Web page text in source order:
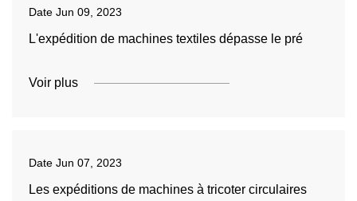
Date Jun 09, 2023
L'expédition de machines textiles dépasse le pré
Voir plus
Date Jun 07, 2023
Les expéditions de machines à tricoter circulaires